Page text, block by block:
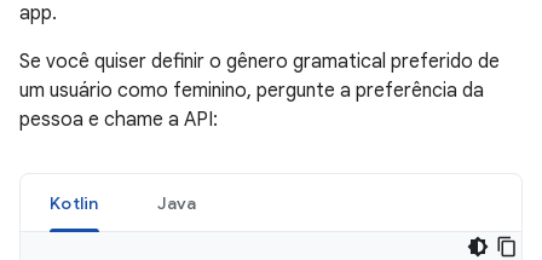
app.
Se você quiser definir o gênero gramatical preferido de
um usuário como feminino, pergunte a preferência da
pessoa e chame a API:
Kotlin Java